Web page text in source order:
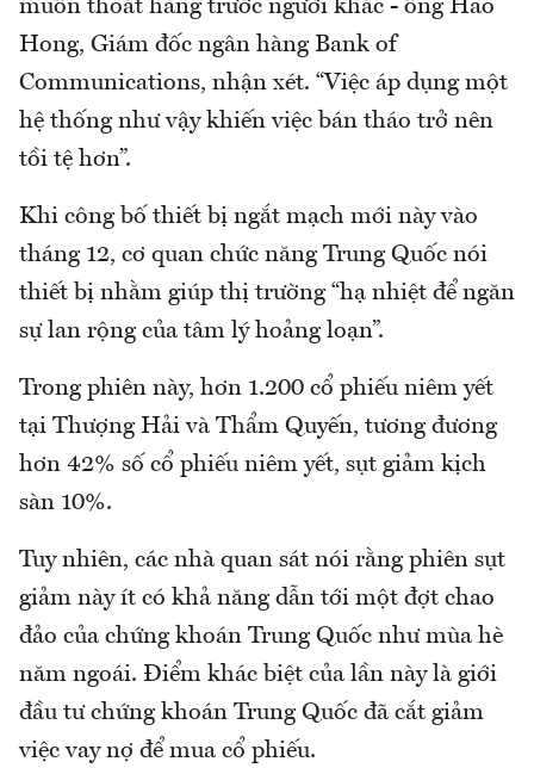
muốn thoát hàng trước người khác - ông Hao
Hong, Giám đốc ngân hàng Bank of
Communications, nhận xét. “Việc áp dụng một
hệ thống như vậy khiến việc bán tháo trở nên
tồi tệ hơn”.
Khi công bố thiết bị ngắt mạch mới này vào
tháng 12, cơ quan chức năng Trung Quốc nói
thiết bị nhằm giúp thị trường “hạ nhiệt để ngăn
sự lan rộng của tâm lý hoảng loạn”.
Trong phiên này, hơn 1.200 cổ phiếu niêm yết
tại Thượng Hải và Thẩm Quyến, tương đương
hơn 42% số cổ phiếu niêm yết, sụt giảm kịch
sàn 10%.
Tuy nhiên, các nhà quan sát nói rằng phiên sụt
giảm này ít có khả năng dẫn tới một đợt chao
đảo của chứng khoán Trung Quốc như mùa hè
năm ngoái. Điểm khác biệt của lần này là giới
đầu tư chứng khoán Trung Quốc đã cắt giảm
việc vay nợ để mua cổ phiếu.